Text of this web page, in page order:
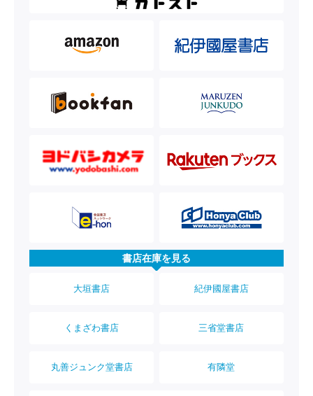
書店在庫を見る
大垣書店 紀伊國屋書店
くまざわ書店 三省堂書店
丸善ジュンク堂書店 有隣堂